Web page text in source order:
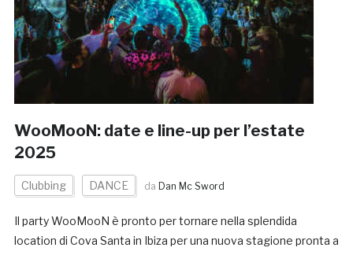
WooMooN: date e line-up per l’estate
2025
Clubbing DANCE da Dan Mc Sword
Il party WooMooN è pronto per tornare nella splendida
location di Cova Santa in Ibiza per una nuova stagione pronta a